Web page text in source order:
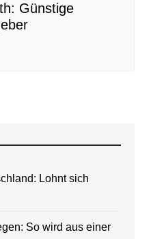
Günstige
Lohnt sich
So wird aus einer